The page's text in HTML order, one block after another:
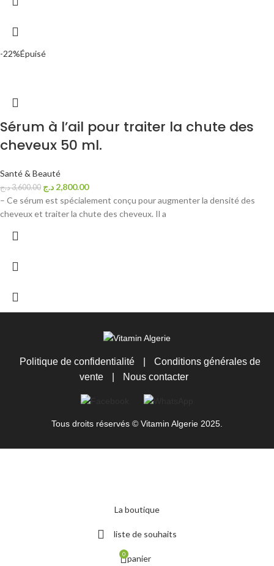
-22%Épuisé
Sérum à l’ail pour traiter la chute des
cheveux 50 ml.
Santé & Beauté
3,600.00د.ج 2,800.00 د.ج
– Ce sérum est spécialement conçu pour augmenter la densité des
cheveux et traiter la chute des cheveux. Il a
Politique de confidentialité
Conditions générales de
vente
Nous contacter
Tous droits réservés © Vitamin Algerie 2025.
La boutique
liste de souhaits
0 panier